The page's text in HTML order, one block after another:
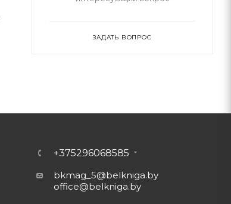
ЗАДАТЬ ВОПРОС
+375296068585
bkmag_5@belkniga.by
office@belkniga.by